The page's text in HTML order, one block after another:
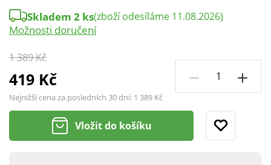
1 389 Kč
419 Kč
Nejnižší cena za posledních 30 dní: 1 389 Kč
Skladem 2 ks(zboží odesíláme 11.08.2026)
Možnosti doručení
Vložit do košíku